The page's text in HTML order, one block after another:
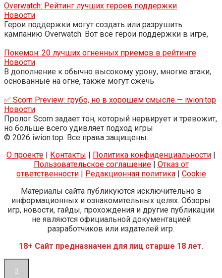
Overwatch: Рейтинг лучших героев поддержки
Новости
Герои поддержки могут создать или разрушить
кампанию Overwatch. Вот все герои поддержки в игре,
Покемон: 20 лучших огненных приемов в рейтинге
Новости
В дополнение к обычно высокому урону, многие атаки,
основанные на огне, также могут сжечь
✅ Scorn Preview: грубо, но в хорошем смысле — iwion.top
Новости
Пролог Scorn задает тон, который нервирует и тревожит,
но больше всего удивляет подход игры
© 2026 iwion.top. Все права защищены.
О проекте | Контакты | Политика конфиденциальности |
Пользовательское соглашение| Отказ от
ответственности| Редакционная политика| Cookie
Материалы сайта публикуются исключительно в
информационных и ознакомительных целях. Обзоры
игр, новости, гайды, прохождения и другие публикации
не являются официальной документацией
разработчиков или издателей игр.
18+ Сайт предназначен для лиц старше 18 лет.